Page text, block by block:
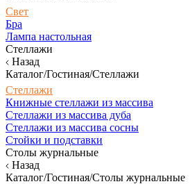
Свет
Бра
Лампа настольная
Стеллажи
Назад
Каталог/Гостиная/Стеллажи
Стеллажи
Книжные стеллажи из массива
Стеллажи из массива дуба
Стеллажи из массива сосны
Стойки и подставки
Столы журнальные
Назад
Каталог/Гостиная/Столы журнальные